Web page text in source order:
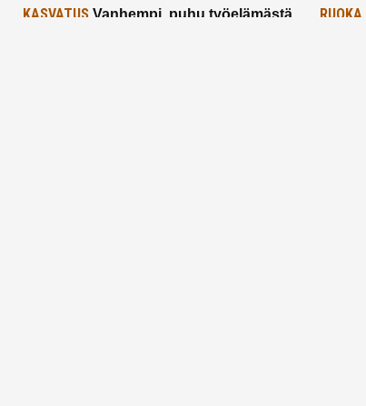
KASVATUS Vanhempi, puhu työelämästä
RUOKA